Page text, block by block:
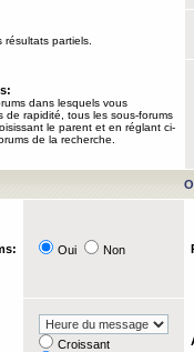
résultats partiels.
dans lesquels vous
de rapidité, tous les sous-forums
le parent et en réglant ci-
de la recherche.
Oui Non
Croissant